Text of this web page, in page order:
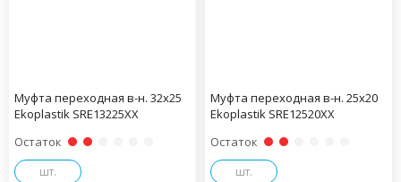
Муфта переходная в-н. 32х25
Ekoplastik SRE13225XX
Остаток
шт.
Муфта переходная в-н. 25х20
Ekoplastik SRE12520XX
Остаток
шт.